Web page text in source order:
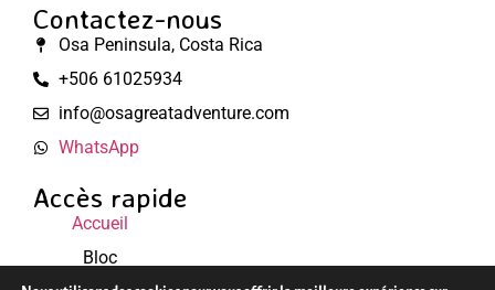
Contactez-nous
Osa Peninsula, Costa Rica
+506 61025934
info@osagreatadventure.com
WhatsApp
Accès rapide
Accueil
Bloc